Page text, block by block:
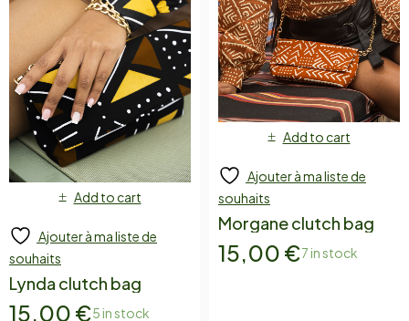
Add to cart
Ajouter à ma liste de
souhaits
Lynda clutch bag
15,00 €5 in stock
Add to cart
Ajouter à ma liste de
souhaits
Morgane clutch bag
15,00 €7 in stock